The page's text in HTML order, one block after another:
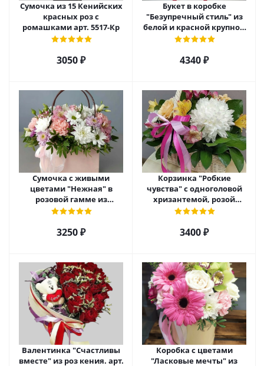
Сумочка из 15 Кенийских
красных роз с
ромашками арт. 5517-Кр
3050 ₽
Букет в коробке
"Безупречный стиль" из
белой и красной крупной
розы Эквадор. арт. 5515
4340 ₽
Сумочка с живыми
цветами "Нежная" в
розовой гамме из
кустовой хризантемы,
3250 ₽
Корзинка "Робкие
чувства" с одноголовой
хризантемой, розой
Эквадор и альстромерией
3400 ₽
Валентинка "Счастливы
вместе" из роз кения. арт.
Коробка с цветами
"Ласковые мечты" из